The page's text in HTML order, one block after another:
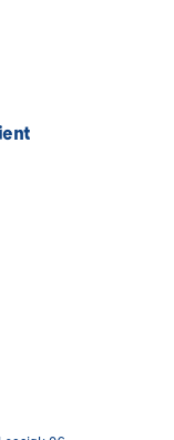
fenêtre)fenêtre)
fenêtre)
(nouvelle fenêtre)